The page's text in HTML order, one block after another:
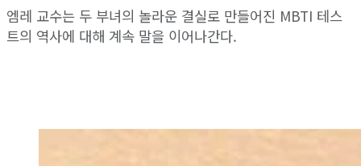
엠레 교수는 두 부녀의 놀라운 결실로 만들어진 MBTI 테스
트의 역사에 대해 계속 말을 이어나간다.